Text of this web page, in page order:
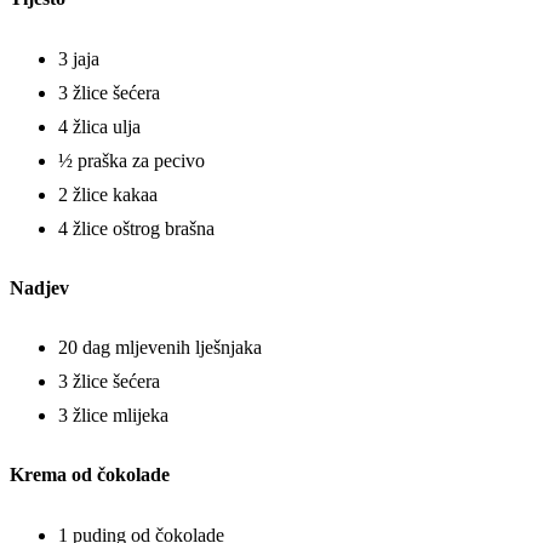
3 jaja
3 žlice šećera
4 žlica ulja
½ praška za pecivo
2 žlice kakaa
4 žlice oštrog brašna
Nadjev
20 dag mljevenih lješnjaka
3 žlice šećera
3 žlice mlijeka
Krema od čokolade
1 puding od čokolade